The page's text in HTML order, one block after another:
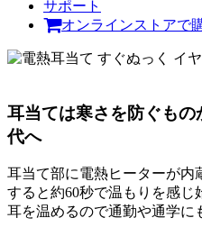
サポート
オンラインストアで
耳当ては寒さを防ぐも
代へ
耳当て部に電熱ヒーターが内
すると約60秒で温もりを感じ
耳を温めるので通勤や通学に